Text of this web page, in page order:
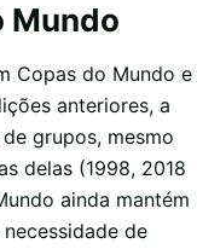
Mundo
Copas do Mundo e
anteriores, a
grupos, mesmo
delas (1998, 2018
ainda mantém
de